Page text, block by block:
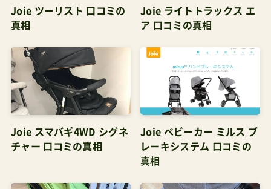
Joie ツーリスト 口コミの
真相
Joie ライトトラックス エ
ア 口コミの真相
Joie スマバギ4WD シグネ
チャー 口コミの真相
Joie ベビーカー ミルス ブ
レーキシステム 口コミの
真相